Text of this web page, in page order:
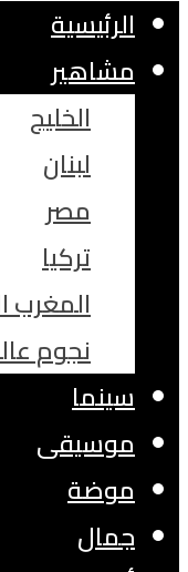
الرئيسية
مشاهير
الخليج
لبنان
مصر
تركيا
المغرب
نجوم
سينما
موسيقى
موضة
جمال